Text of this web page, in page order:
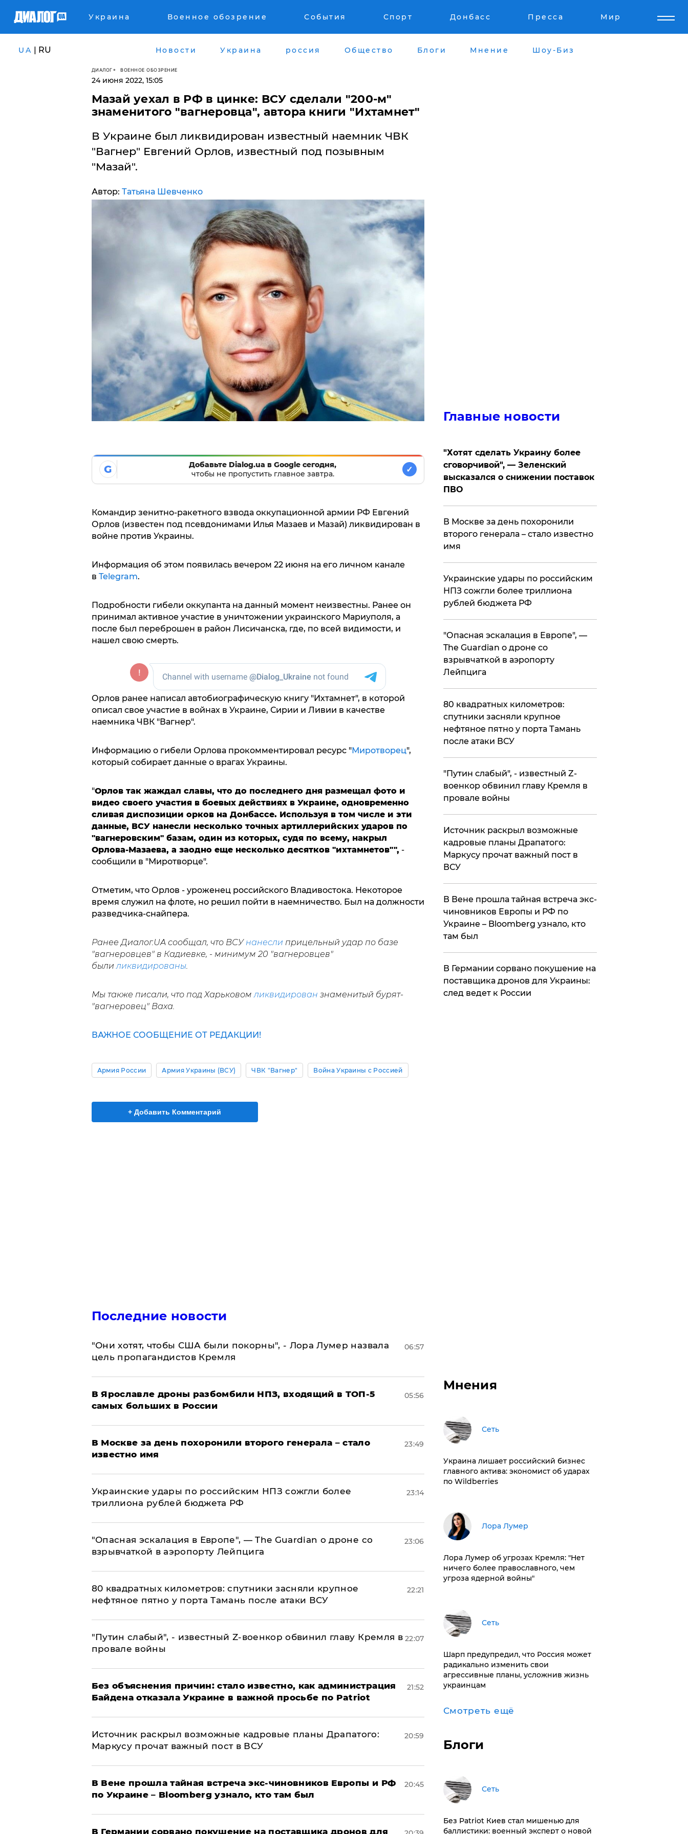
Украина Военное обозрение События Спорт Донбасс Пресса Мир
UA | RU Новости Украина россия Общество Блоги Мнение Шоу-Биз
ДИАЛОГ ВОЕННОЕ ОБОЗРЕНИЕ
24 июня 2022, 15:05
Мазай уехал в РФ в цинке: ВСУ сделали "200-м"
знаменитого "вагнеровца", автора книги "Ихтамнет"
​В Украине был ликвидирован известный наемник ЧВК
"Вагнер" Евгений Орлов, известный под позывным
"Мазай".
Автор: Татьяна Шевченко
G
Добавьте Dialog.ua в Google сегодня,
чтобы не пропустить главное завтра.
✓
Командир зенитно-ракетного взвода оккупационной армии РФ Евгений
Орлов (известен под псевдонимами Илья Мазаев и Мазай) ликвидирован в
войне против Украины.
Информация об этом появилась вечером 22 июня на его личном канале
в Telegram.
Подробности гибели оккупанта на данный момент неизвестны. Ранее он
принимал активное участие в уничтожении украинского Мариуполя, а
после был переброшен в район Лисичанска, где, по всей видимости, и
нашел свою смерть.
Орлов ранее написал автобиографическую книгу "Ихтамнет", в которой
описал свое участие в войнах в Украине, Сирии и Ливии в качестве
наемника ЧВК "Вагнер".
Информацию о гибели Орлова прокомментировал ресурс "Миротворец",
который собирает данные о врагах Украины.
"Орлов так жаждал славы, что до последнего дня размещал фото и
видео своего участия в боевых действиях в Украине, одновременно
сливая диспозиции орков на Донбассе. Используя в том числе и эти
данные, ВСУ нанесли несколько точных артиллерийских ударов по
"вагнеровским" базам, один из которых, судя по всему, накрыл
Орлова-Мазаева, а заодно еще несколько десятков "ихтамнетов"", -
сообщили в "Миротворце".
Отметим, что Орлов - уроженец российского Владивостока. Некоторое
время служил на флоте, но решил пойти в наемничество. Был на должности
разведчика-снайпера.
Ранее Диалог.UA сообщал, что ВСУ нанесли прицельный удар по базе
"вагнеровцев" в Кадиевке, - минимум 20 "вагнеровцев"
былиликвидированы.
Мы также писали, что под Харьковомликвидирован знаменитый бурят-
"вагнеровец" Ваха.
ВАЖНОЕ СООБЩЕНИЕ ОТ РЕДАКЦИИ!
Армия России Армия Украины (ВСУ) ЧВК "Вагнер" Война Украины с Россией
+ Добавить Комментарий
Последние новости
"Они хотят, чтобы США были покорны", - Лора Лумер назвала
цель пропагандистов Кремля
06:57
В Ярославле дроны разбомбили НПЗ, входящий в ТОП-5
самых больших в России
05:56
В Москве за день похоронили второго генерала – стало
известно имя
23:49
Украинские удары по российским НПЗ сожгли более
триллиона рублей бюджета РФ
23:14
"Опасная эскалация в Европе", — The Guardian о дроне со
взрывчаткой в аэропорту Лейпцига
23:06
80 квадратных километров: спутники засняли крупное
нефтяное пятно у порта Тамань после атаки ВСУ
22:21
​"Путин слабый", - известный Z-военкор обвинил главу Кремля в
провале войны
22:07
Без объяснения причин: стало известно, как администрация
Байдена отказала Украине в важной просьбе по Patriot
21:52
​Источник раскрыл возможные кадровые планы Драпатого:
Маркусу прочат важный пост в ВСУ
20:59
В Вене прошла тайная встреча экс-чиновников Европы и РФ
по Украине – Bloomberg узнало, кто там был
20:45
​В Германии сорвано покушение на поставщика дронов для
Главные новости
​"Хотят сделать Украину более
сговорчивой", — Зеленский
высказался о снижении поставок
ПВО
В Москве за день похоронили
второго генерала – стало известно
имя
Украинские удары по российским
НПЗ сожгли более триллиона
рублей бюджета РФ
"Опасная эскалация в Европе", —
The Guardian о дроне со
взрывчаткой в аэропорту
Лейпцига
80 квадратных километров:
спутники засняли крупное
нефтяное пятно у порта Тамань
после атаки ВСУ
​"Путин слабый", - известный Z-
военкор обвинил главу Кремля в
провале войны
​Источник раскрыл возможные
кадровые планы Драпатого:
Маркусу прочат важный пост в
ВСУ
В Вене прошла тайная встреча экс-
чиновников Европы и РФ по
Украине – Bloomberg узнало, кто
там был
​В Германии сорвано покушение на
поставщика дронов для Украины:
след ведет к России
Мнения
Сеть
​Украина лишает российский бизнес
главного актива: экономист об ударах
по Wildberries
​Лора Лумер
Лора Лумер об угрозах Кремля: "Нет
ничего более православного, чем
угроза ядерной войны"
Сеть
Шарп предупредил, что Россия может
радикально изменить свои
агрессивные планы, усложнив жизнь
украинцам
Смотреть ещё
Блоги
Сеть
​Без Patriot Киев стал мишенью для
баллистики: военный эксперт о новой